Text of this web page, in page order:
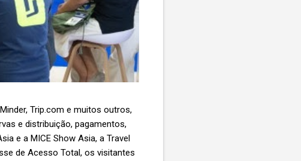
Trip.com e muitos outros,
e distribuição, pagamentos,
e a MICE Show Asia, a Travel
de Acesso Total, os visitantes